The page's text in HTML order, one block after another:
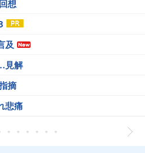
想
及
見解
摘
悲痛